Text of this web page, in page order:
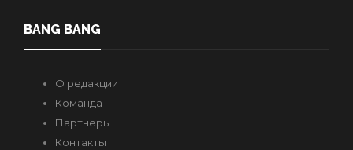
BANG BANG
О редакции
Команда
Партнеры
Контакты